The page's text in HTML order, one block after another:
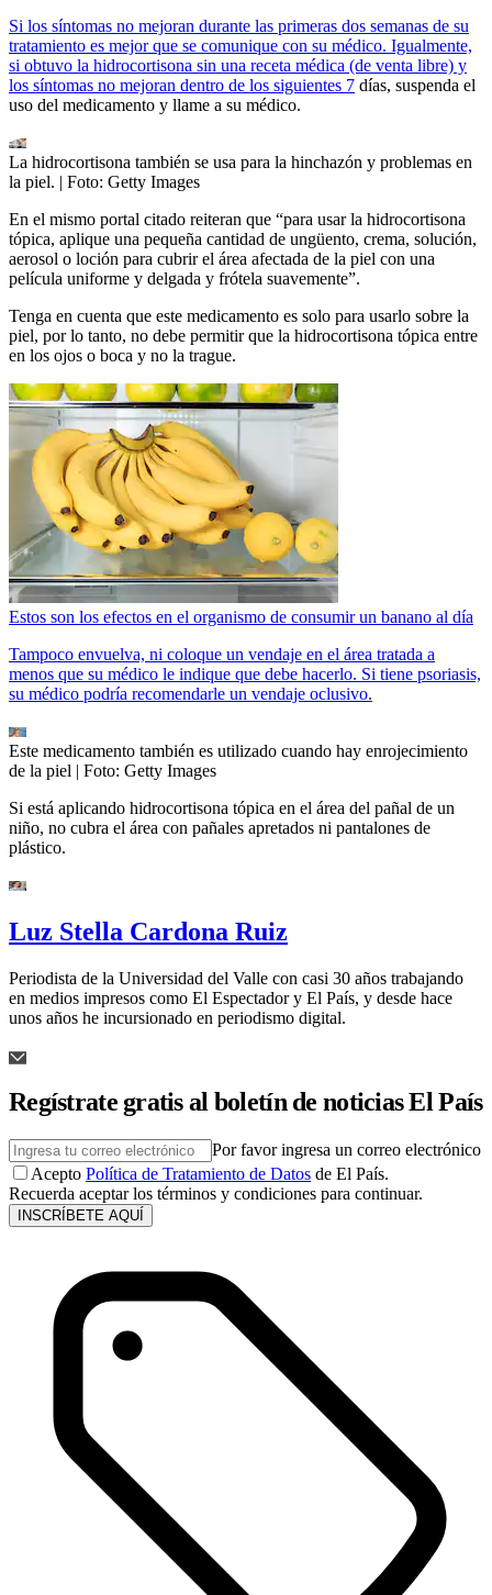
Si los síntomas no mejoran durante las primeras dos semanas de su
tratamiento es mejor que se comunique con su médico. Igualmente,
si obtuvo la hidrocortisona sin una receta médica (de venta libre) y
los síntomas no mejoran dentro de los siguientes 7 días, suspenda el
uso del medicamento y llame a su médico.
La hidrocortisona también se usa para la hinchazón y problemas en
la piel. | Foto: Getty Images
En el mismo portal citado reiteran que “para usar la hidrocortisona
tópica, aplique una pequeña cantidad de ungüento, crema, solución,
aerosol o loción para cubrir el área afectada de la piel con una
película uniforme y delgada y frótela suavemente”.
Tenga en cuenta que este medicamento es solo para usarlo sobre la
piel, por lo tanto, no debe permitir que la hidrocortisona tópica entre
en los ojos o boca y no la trague.
Estos son los efectos en el organismo de consumir un banano al día
Tampoco envuelva, ni coloque un vendaje en el área tratada a
menos que su médico le indique que debe hacerlo. Si tiene psoriasis,
su médico podría recomendarle un vendaje oclusivo.
Este medicamento también es utilizado cuando hay enrojecimiento
de la piel | Foto: Getty Images
Si está aplicando hidrocortisona tópica en el área del pañal de un
niño, no cubra el área con pañales apretados ni pantalones de
plástico.
Luz Stella Cardona Ruiz
Periodista de la Universidad del Valle con casi 30 años trabajando
en medios impresos como El Espectador y El País, y desde hace
unos años he incursionado en periodismo digital.
Regístrate gratis al boletín de noticias El País
Por favor ingresa un correo electrónico
Acepto Política de Tratamiento de Datos de El País.
Recuerda aceptar los términos y condiciones para continuar.
INSCRÍBETE AQUÍ